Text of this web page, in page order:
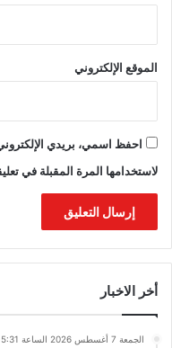
الموقع الإلكتروني
احفظ اسمي، بريدي
لاستخدامها المرة المقبلة في
أخر الاخبار
الجمعة 7 أغسطس 2026 الساعة 5:31 ص